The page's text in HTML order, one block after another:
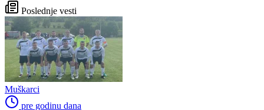
Poslednje vesti
Muškarci
pre godinu dana